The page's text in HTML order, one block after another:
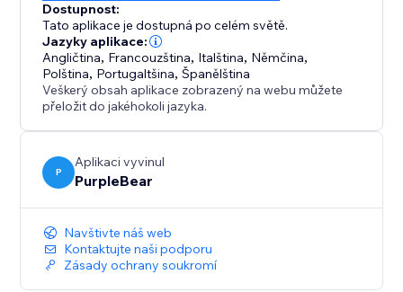
Dostupnost:
Tato aplikace je dostupná po celém světě.
Jazyky aplikace:
Angličtina, Francouzština, Italština, Němčina,
Polština, Portugaltšina,Španělština
Veškerý obsah aplikace zobrazený na webu můžete
přeložit do jakéhokoli jazyka.
P
Aplikaci vyvinul
PurpleBear
Navštivte náš web
Kontaktujte naši podporu
Zásady ochrany soukromí